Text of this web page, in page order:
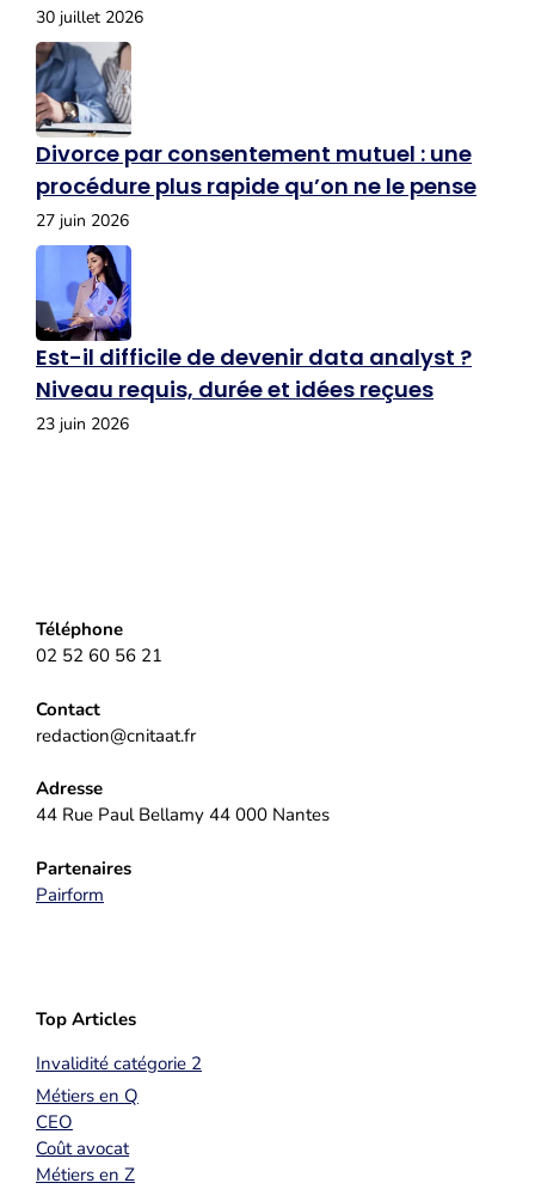
30 juillet 2026
Divorce par consentement mutuel : une
procédure plus rapide qu’on ne le pense
27 juin 2026
Est-il difficile de devenir data analyst ?
Niveau requis, durée et idées reçues
23 juin 2026
Téléphone
02 52 60 56 21
Contact
redaction@cnitaat.fr
Adresse
44 Rue Paul Bellamy 44 000 Nantes
Partenaires
Pairform
Top Articles
Invalidité catégorie 2
Métiers en Q
CEO
Coût avocat
Métiers en Z